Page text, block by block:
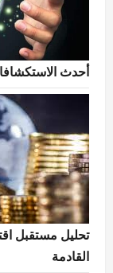
أحدث الاستكشافات
تحليل مستقبل
القادمة